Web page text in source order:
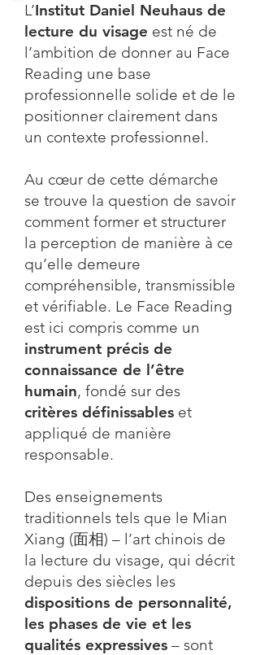
L’Institut Daniel Neuhaus de
lecture du visage est né de
l’ambition de donner au Face
Reading une base
professionnelle solide et de le
positionner clairement dans
un contexte professionnel.
Au cœur de cette démarche
se trouve la question de savoir
comment former et structurer
la perception de manière à ce
qu’elle demeure
compréhensible, transmissible
et vérifiable. Le Face Reading
est ici compris comme un
instrument précis de
connaissance de l’être
humain, fondé sur des
critères définissables et
appliqué de manière
responsable.
Des enseignements
traditionnels tels que le Mian
Xiang (面相) – l’art chinois de
la lecture du visage, qui décrit
depuis des siècles les
dispositions de personnalité,
les phases de vie et les
qualités expressives – sont